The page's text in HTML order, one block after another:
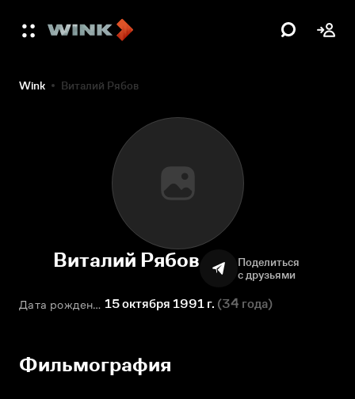
Wink Виталий Рябов
Виталий Рябов
Поделиться
с друзьями
Дата рождения 15 октября 1991 г. (34 года)
Фильмография